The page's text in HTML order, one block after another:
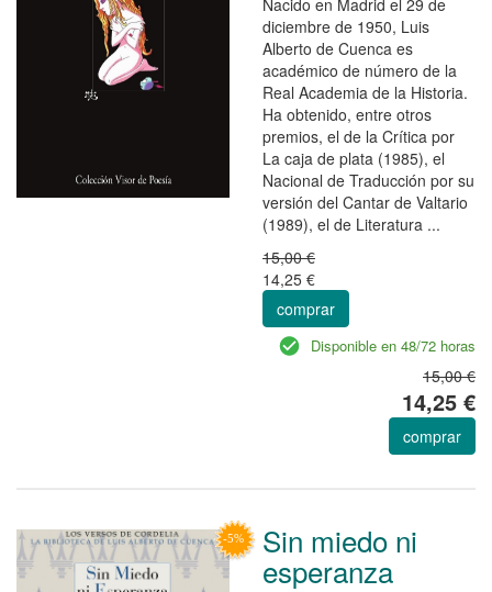
diciembre de 1950, Luis
Alberto de Cuenca es
académico de número de la
Real Academia de la Historia.
Ha obtenido, entre otros
premios, el de la Crítica por
La caja de plata (1985), el
Nacional de Traducción por su
versión del Cantar de Valtario
(1989), el de Literatura ...
15,00 €
14,25 €
comprar
Disponible en 48/72 horas
15,00 €
14,25 €
comprar
Sin miedo ni
esperanza